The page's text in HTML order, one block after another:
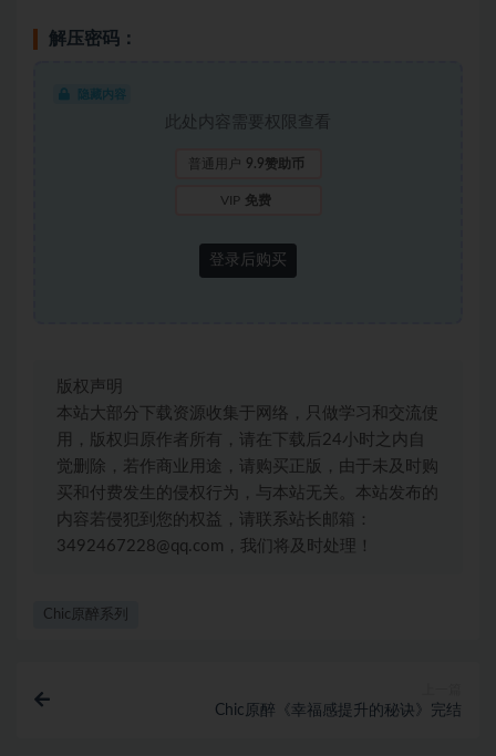
解压密码：
隐藏内容
此处内容需要权限查看
普通用户 9.9赞助币
VIP 免费
登录后购买
版权声明
本站大部分下载资源收集于网络，只做学习和交流使
用，版权归原作者所有，请在下载后24小时之内自
觉删除，若作商业用途，请购买正版，由于未及时购
买和付费发生的侵权行为，与本站无关。本站发布的
内容若侵犯到您的权益，请联系站长邮箱：
3492467228@qq.com，我们将及时处理！
Chic原醉系列
Chic原醉《幸福感提升的秘诀》完结